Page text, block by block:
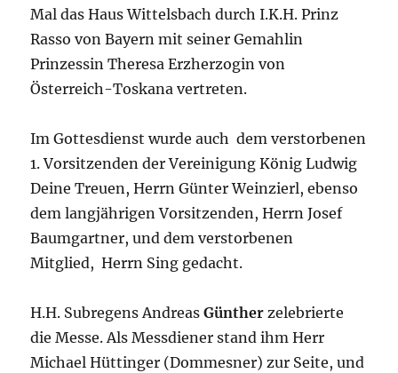
Mal das Haus Wittelsbach durch I.K.H. Prinz
Rasso von Bayern mit seiner Gemahlin
Prinzessin Theresa Erzherzogin von
Österreich-Toskana vertreten.
Im Gottesdienst wurde auch dem verstorbenen
1. Vorsitzenden der Vereinigung König Ludwig
Deine Treuen, Herrn Günter Weinzierl, ebenso
dem langjährigen Vorsitzenden, Herrn Josef
Baumgartner, und dem verstorbenen
Mitglied, Herrn Sing gedacht.
H.H. Subregens AndreasGüntherzelebrierte
die Messe. Als Messdiener stand ihm Herr
Michael Hüttinger (Dommesner) zur Seite, und